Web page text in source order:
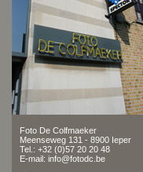
Foto De Colfmaeker
Meenseweg 131 - 8900 Ieper
Tel.: +32 (0)57 20 20 48
E-mail: info@fotodc.be